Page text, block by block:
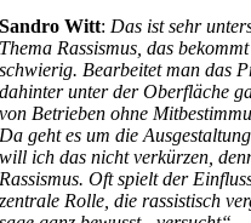
Sandro Witt: Das ist sehr
Thema Rassismus, das
schwierig. Bearbeitet man das
dahinter unter der Oberfläche
von Betrieben ohne
Da geht es um die
will ich das nicht verkürzen,
Rassismus. Oft spielt der
zentrale Rolle, die rassistisch